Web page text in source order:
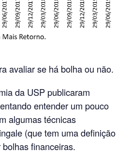
avaliar se há bolha ou não.
da USP publicaram
entender um pouco
algumas técnicas
(que tem uma definição
financeiras.